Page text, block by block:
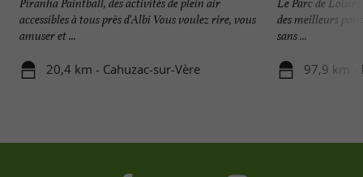
Piranha Paintball, des activités de plein air
accessibles à tous près d'Albi Vous voulez rire, vous
amuser et ...
20,4 km - Cahuzac-sur-Vère
Le Parc de
des meilleurs
sans ...
97,9 km -